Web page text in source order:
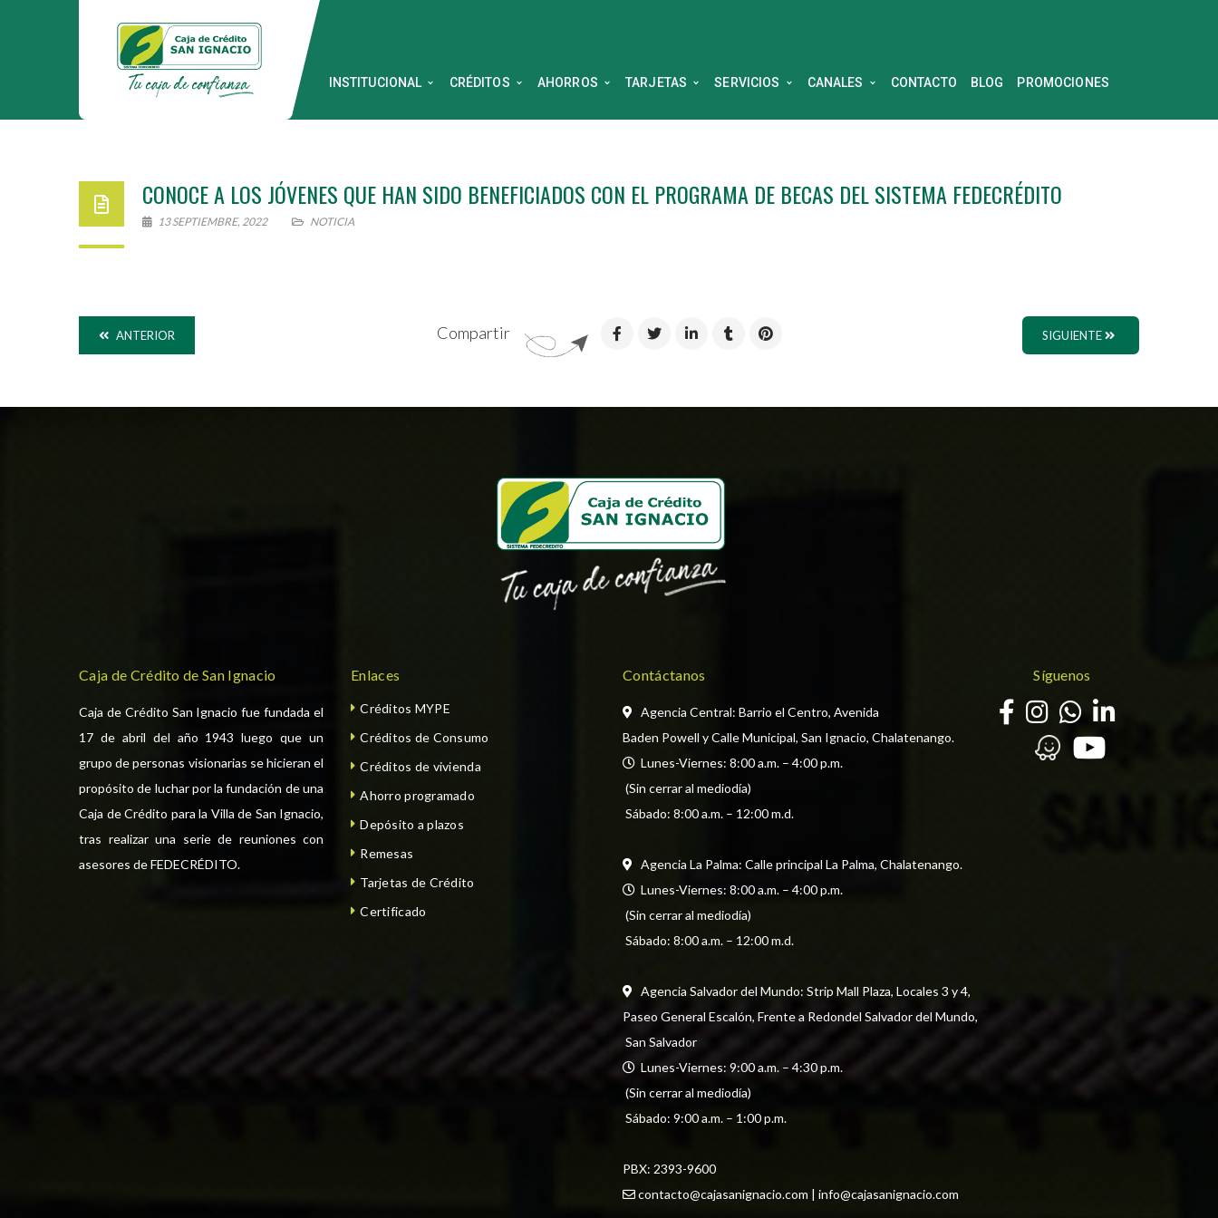
INSTITUCIONAL CRÉDITOS AHORROS TARJETAS SERVICIOS CANALES CONTACTO BLOG PROMOCIONES
CONOCE A LOS JÓVENES QUE HAN SIDO BENEFICIADOS CON EL PROGRAMA DE BECAS DEL SISTEMA FEDECRÉDITO
13 SEPTIEMBRE, 2022 NOTICIA
Compartir
ANTERIOR SIGUIENTE
Caja de Crédito de San Ignacio
Caja de Crédito San Ignacio fue fundada el
17 de abril del año 1943 luego que un
grupo de personas visionarias se hicieran el
propósito de luchar por la fundación de una
Caja de Crédito para la Villa de San Ignacio,
tras realizar una serie de reuniones con
asesores de FEDECRÉDITO.
Enlaces
Créditos MYPE
Créditos de Consumo
Créditos de vivienda
Ahorro programado
Depósito a plazos
Remesas
Tarjetas de Crédito
Certificado
Contáctanos
Agencia Central: Barrio el Centro, Avenida
Baden Powell y Calle Municipal, San Ignacio, Chalatenango.
  Lunes-Viernes: 8:00 a.m. – 4:00 p.m.
(Sin cerrar al mediodía)
Sábado: 8:00 a.m. – 12:00 m.d.
Agencia La Palma: Calle principal La Palma, Chalatenango.
  Lunes-Viernes: 8:00 a.m. – 4:00 p.m.
(Sin cerrar al mediodía)
Sábado: 8:00 a.m. – 12:00 m.d.
Agencia Salvador del Mundo: Strip Mall Plaza, Locales 3 y 4,
Paseo General Escalón, Frente a Redondel Salvador del Mundo,
San Salvador
  Lunes-Viernes: 9:00 a.m. – 4:30 p.m.
(Sin cerrar al mediodía)
Sábado: 9:00 a.m. – 1:00 p.m.
PBX: 2393-9600
contacto@cajasanignacio.com | info@cajasanignacio.com
Síguenos